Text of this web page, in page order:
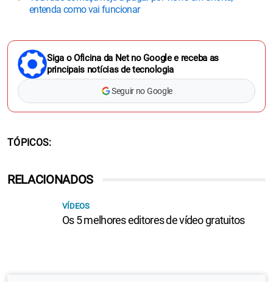
entenda como vai funcionar
Siga o Oficina da Net no Google e receba as
principais notícias de tecnologia
Seguir no Google
TÓPICOS
RELACIONADOS
VÍDEOS
Os 5 melhores editores de vídeo gratuitos